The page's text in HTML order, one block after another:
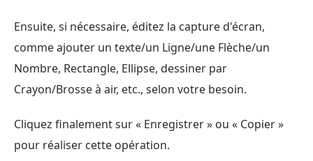
Ensuite, si nécessaire, éditez la capture d'écran,
comme ajouter un texte/un Ligne/une Flèche/un
Nombre, Rectangle, Ellipse, dessiner par
Crayon/Brosse à air, etc., selon votre besoin.
Cliquez finalement sur « Enregistrer » ou « Copier »
pour réaliser cette opération.